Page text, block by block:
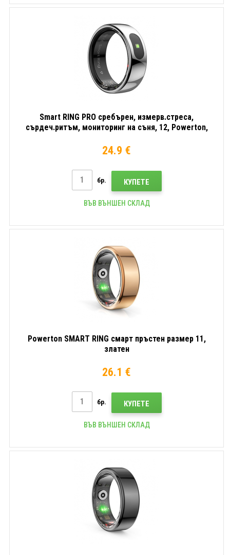
Smart RING PRO сребърен, измерв.стреса,
сърдеч.ритъм, мониторинг на съня, 12, Powerton,
24.9 €
бр. КУПЕТЕ
ВЪВ ВЪНШЕН СКЛАД
Powerton SMART RING смарт пръстен размер 11,
златен
26.1 €
бр. КУПЕТЕ
ВЪВ ВЪНШЕН СКЛАД